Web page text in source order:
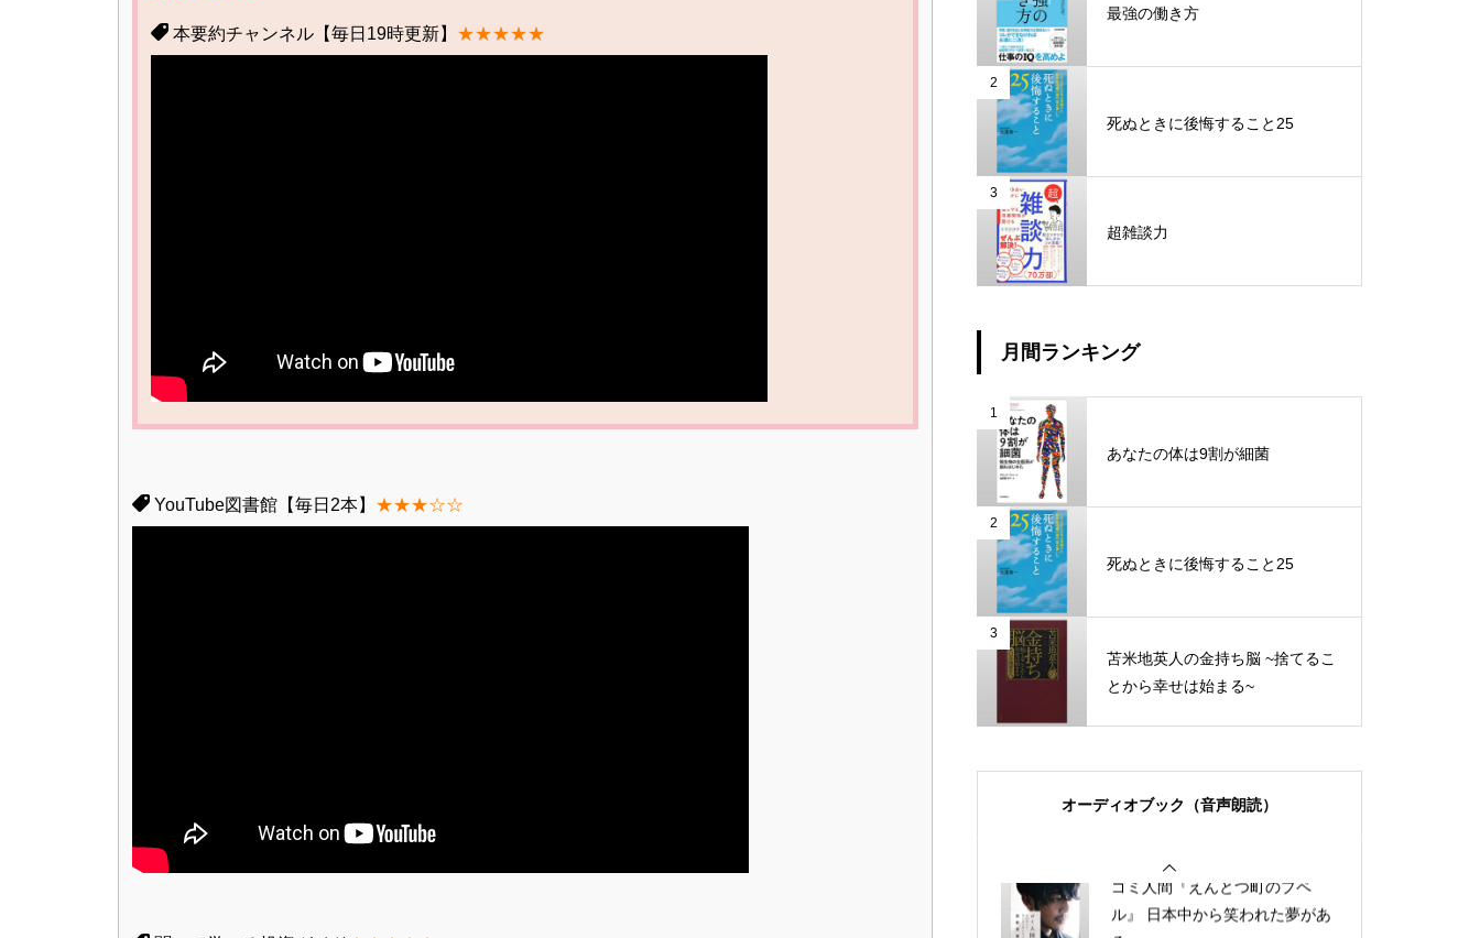
本要約チャンネル【毎日19時更新】 ★★★★★
YouTube図書館【毎日2本】 ★★★☆☆
最強の働き方
最強の働き方
2
死ぬときに後悔すること25
3
超雑談力
月間ランキング
1
あなたの体は9割が細菌
2
死ぬときに後悔すること25
3
苫米地英人の金持ち脳 ~捨てるこ
とから幸せは始まる~
オーディオブック（音声朗読）
FIRE 最強の早期リタイア術－最
メソッド
ゴミ人間『えんとつ町のプペ
る
一瞬で目覚める!
FIRE 最強の早期リタイア術－最
ゴミ人間『えんとつ町のプペ